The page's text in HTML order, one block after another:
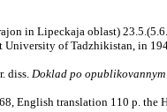
in Lipeckaja oblast)
of Tadzhikistan, in
diss. Doklad po
English translation 110 p. the